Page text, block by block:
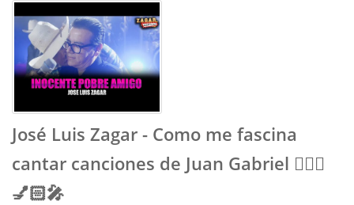
José Luis Zagar - Como me fascina
cantar canciones de Juan Gabriel 💁🏻‍♂️
💅🏻🎤